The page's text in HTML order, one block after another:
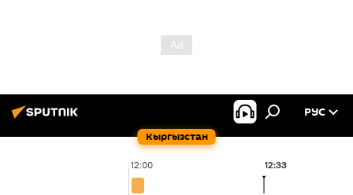
Кыргызстан
РУС
12:00 12:33